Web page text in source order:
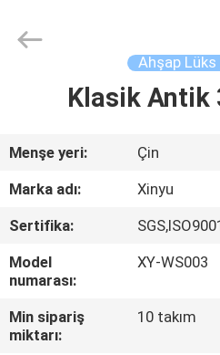
ÜRÜN:%
S
FABRIKA
TURU
Furniture
Co.,Ltd.
Ahşap Lüks
Klasik Antik
Menşe yeri:
Çin
Marka adı:
Xinyu
Sertifika:
Model
numarası:
XY-WS003
Min sipariş
miktarı:
10 takım